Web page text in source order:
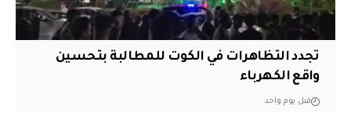
تجدد التظاهرات في الكوت للمطالبة بتحسين
واقع الكهرباء
قبل يوم واحد